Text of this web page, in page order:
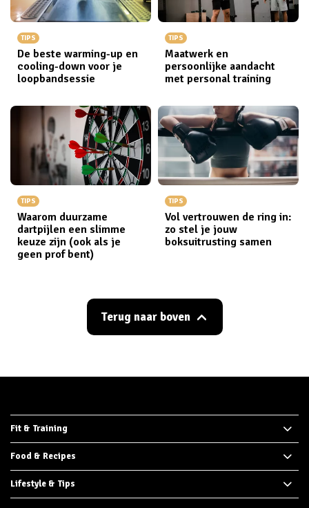
TIPS
De beste warming-up en
cooling-down voor je
loopbandsessie
TIPS
Maatwerk en
persoonlijke aandacht
met personal training
TIPS
Waarom duurzame
dartpijlen een slimme
keuze zijn (ook als je
geen prof bent)
TIPS
Vol vertrouwen de ring in:
zo stel je jouw
boksuitrusting samen
Terug naar boven
Fit & Training
Food & Recipes
Lifestyle & Tips